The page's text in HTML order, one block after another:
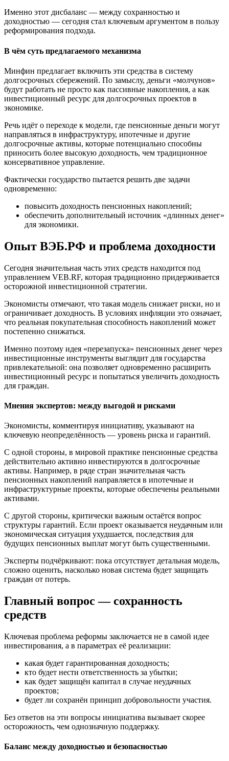
Именно этот дисбаланс — между сохранностью и
доходностью — сегодня стал ключевым аргументом в пользу
реформирования подхода.
В чём суть предлагаемого механизма
Минфин предлагает включить эти средства в систему
долгосрочных сбережений. По замыслу, деньги «молчунов»
будут работать не просто как пассивные накопления, а как
инвестиционный ресурс для долгосрочных проектов в
экономике.
Речь идёт о переходе к модели, где пенсионные деньги могут
направляться в инфраструктуру, ипотечные и другие
долгосрочные активы, которые потенциально способны
приносить более высокую доходность, чем традиционное
консервативное управление.
Фактически государство пытается решить две задачи
одновременно:
повысить доходность пенсионных накоплений;
обеспечить дополнительный источник «длинных денег»
для экономики.
Опыт ВЭБ.РФ и проблема доходности
Сегодня значительная часть этих средств находится под
управлением VEB.RF, которая традиционно придерживается
осторожной инвестиционной стратегии.
Экономисты отмечают, что такая модель снижает риски, но и
ограничивает доходность. В условиях инфляции это означает,
что реальная покупательная способность накоплений может
постепенно снижаться.
Именно поэтому идея «перезапуска» пенсионных денег через
инвестиционные инструменты выглядит для государства
привлекательной: она позволяет одновременно расширить
инвестиционный ресурс и попытаться увеличить доходность
для граждан.
Мнения экспертов: между выгодой и рисками
Экономисты, комментируя инициативу, указывают на
ключевую неопределённость — уровень риска и гарантий.
С одной стороны, в мировой практике пенсионные средства
действительно активно инвестируются в долгосрочные
активы. Например, в ряде стран значительная часть
пенсионных накоплений направляется в ипотечные и
инфраструктурные проекты, которые обеспечены реальными
активами.
С другой стороны, критически важным остаётся вопрос
структуры гарантий. Если проект оказывается неудачным или
экономическая ситуация ухудшается, последствия для
будущих пенсионных выплат могут быть существенными.
Эксперты подчёркивают: пока отсутствует детальная модель,
сложно оценить, насколько новая система будет защищать
граждан от потерь.
Главный вопрос — сохранность
средств
Ключевая проблема реформы заключается не в самой идее
инвестирования, а в параметрах её реализации:
какая будет гарантированная доходность;
кто будет нести ответственность за убытки;
как будет защищён капитал в случае неудачных
проектов;
будет ли сохранён принцип добровольности участия.
Без ответов на эти вопросы инициатива вызывает скорее
осторожность, чем однозначную поддержку.
Баланс между доходностью и безопасностью